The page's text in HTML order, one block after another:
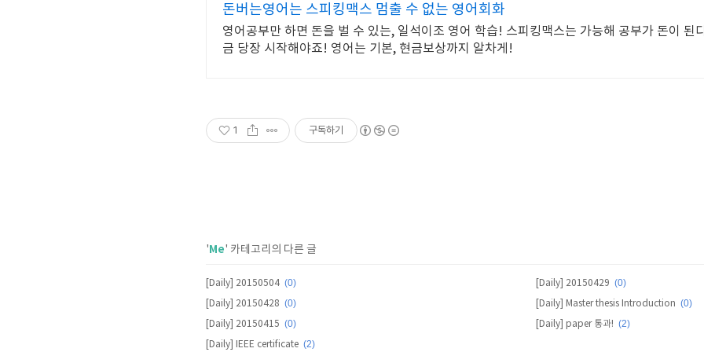
돈버는영어는 스피킹맥스 멈출 수 없는 영어회화
영어공부만 하면 돈을 벌 수 있는, 일석이조 영어 학습! 스피킹맥스는 가능해 공부가 돈이 된
금 당장 시작해야죠! 영어는 기본, 현금보상까지 알차게!
1 구독하기
'Me' 카테고리의 다른 글
[Daily] 20150504 (0) [Daily] 20150429 (0)
[Daily] 20150428 (0) [Daily] Master thesis Introduction (0)
[Daily] 20150415 (0) [Daily] paper 통과! (2)
[Daily] IEEE certificate (2)